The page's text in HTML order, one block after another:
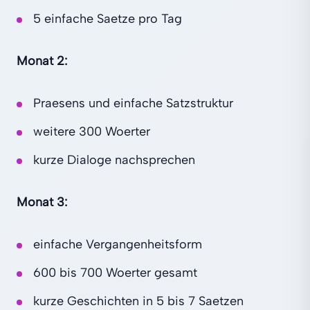
5 einfache Saetze pro Tag
Monat 2:
Praesens und einfache Satzstruktur
weitere 300 Woerter
kurze Dialoge nachsprechen
Monat 3:
einfache Vergangenheitsform
600 bis 700 Woerter gesamt
kurze Geschichten in 5 bis 7 Saetzen